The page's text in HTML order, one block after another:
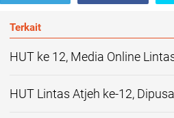
Terkait
HUT ke 12, Media Online
HUT Lintas Atjeh ke-12,